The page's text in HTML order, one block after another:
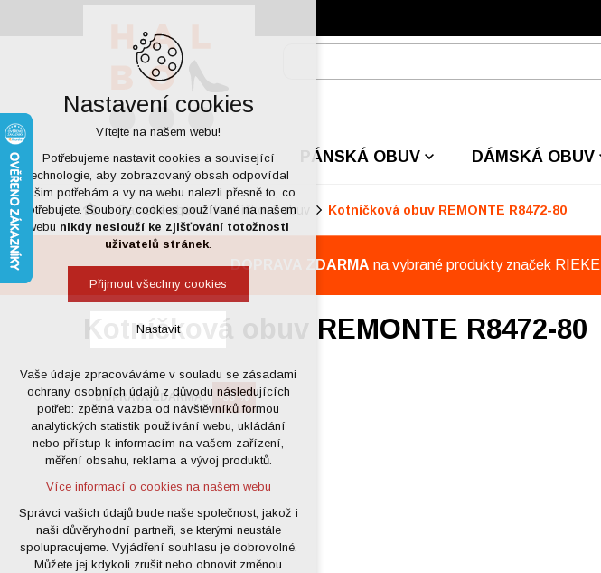
PÁNSKÁ OBUV DÁMSKÁ OBUV
Dámská obuv Kotníčková obuv Kotníčková obuv REMONTE R8472-80
DOPRAVA ZDARMA na vybrané produkty značek
Kotníčková obuv REMONTE R8472-80
DOPRAVA ZDARMA -33 %
Nastavení cookies
Vítejte na našem webu!
Potřebujeme nastavit cookies a související
technologie, aby zobrazovaný obsah odpovídal
vašim potřebám a vy na webu nalezli přesně to, co
potřebujete. Soubory cookies používané na našem
webu nikdy neslouží ke zjišťování totožnosti
uživatelů stránek.
Přijmout všechny cookies
Nastavit
Technická cookies
nutná pro provozování webu
udržení kontextu stránek (session):
případná přihlášení, volby jazyka, apod.
Volitelná cookies
analytická pro anonymizované
vyhodnocení návštěvnosti
marketingová cookies (Google)
Více informací o cookies na našem webu
Vaše údaje zpracováváme v souladu se zásadami
ochrany osobních údajů z důvodu následujících
potřeb: zpětná vazba od návštěvníků formou
analytických statistik používání webu, ukládání
nebo přístup k informacím na vašem zařízení,
měření obsahu, reklama a vývoj produktů.
Více informací o cookies na našem webu
Správci vašich údajů bude naše společnost, jakož i
naši důvěryhodní partneři, se kterými neustále
spolupracujeme. Vyjádření souhlasu je dobrovolné.
Můžete jej kdykoli zrušit nebo obnovit změnou